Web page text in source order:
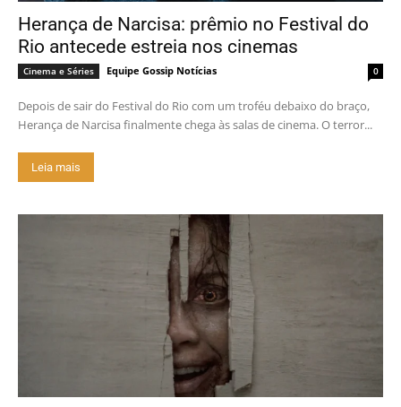
Herança de Narcisa: prêmio no Festival do
Rio antecede estreia nos cinemas
Cinema e Séries Equipe Gossip Notícias 0
Depois de sair do Festival do Rio com um troféu debaixo do braço,
Herança de Narcisa finalmente chega às salas de cinema. O terror...
Leia mais